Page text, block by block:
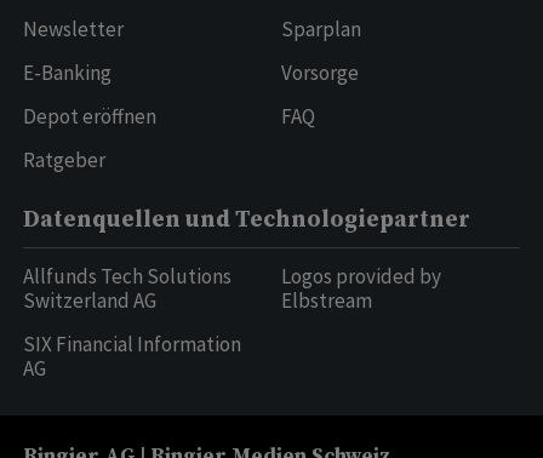
Newsletter
E-Banking
Depot eröffnen
Ratgeber
Sparplan
Vorsorge
FAQ
Datenquellen und Technologiepartner
Allfunds Tech Solutions
Switzerland AG
SIX Financial Information
AG
Logos provided by
Elbstream